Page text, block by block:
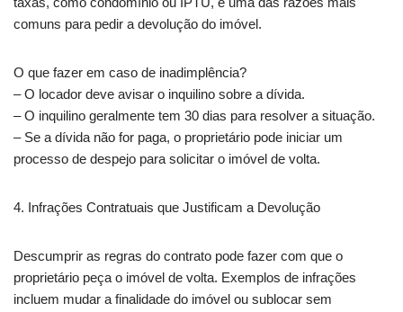
comuns para pedir a devolução do imóvel.
O que fazer em caso de inadimplência?
– O locador deve avisar o inquilino sobre a dívida.
– O inquilino geralmente tem 30 dias para resolver a situação.
– Se a dívida não for paga, o proprietário pode iniciar um
processo de despejo para solicitar o imóvel de volta.
4. Infrações Contratuais que Justificam a Devolução
Descumprir as regras do contrato pode fazer com que o
proprietário peça o imóvel de volta. Exemplos de infrações
incluem mudar a finalidade do imóvel ou sublocar sem